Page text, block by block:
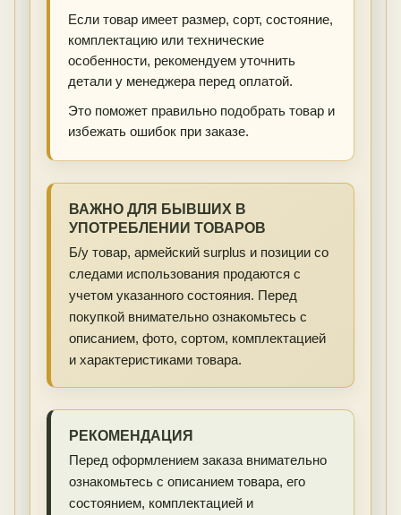
Если товар имеет размер, сорт, состояние,
комплектацию или технические
особенности, рекомендуем уточнить
детали у менеджера перед оплатой.
Это поможет правильно подобрать товар и
избежать ошибок при заказе.
ВАЖНО ДЛЯ БЫВШИХ В
УПОТРЕБЛЕНИИ ТОВАРОВ
Б/у товар, армейский surplus и позиции со
следами использования продаются с
учетом указанного состояния. Перед
покупкой внимательно ознакомьтесь с
описанием, фото, сортом, комплектацией
и характеристиками товара.
РЕКОМЕНДАЦИЯ
Перед оформлением заказа внимательно
ознакомьтесь с описанием товара, его
состоянием, комплектацией и